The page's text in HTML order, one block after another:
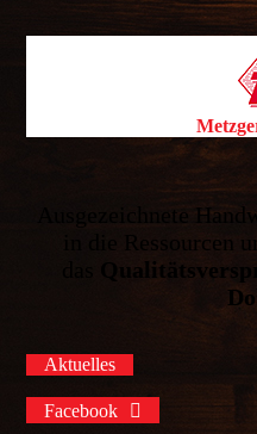
Ausgezeichnete
in die Ressourcen
Aktuelles
Facebook